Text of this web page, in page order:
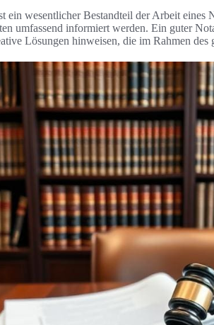
ein wesentlicher Bestandteil der Arbeit eines
umfassend informiert werden. Ein guter
Lösungen hinweisen, die im Rahmen des